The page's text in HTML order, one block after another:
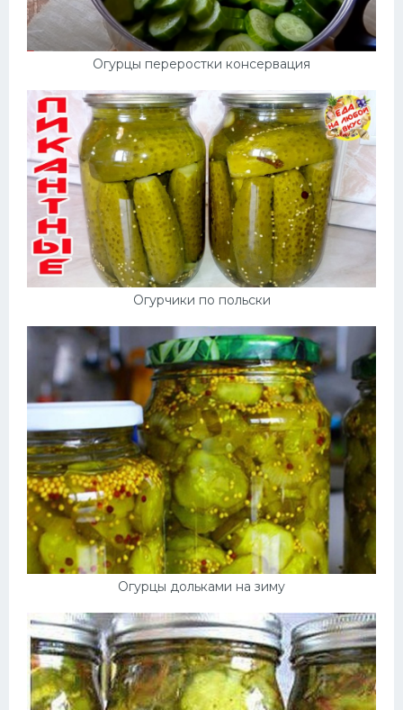
Огурцы переростки консервация
Огурчики по польски
Огурцы дольками на зиму